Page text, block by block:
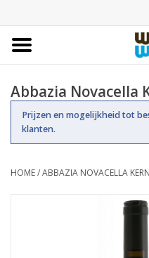
Bestellingen
Assortiment
Abbazia Novacella
Prijzen en mogelijkheid tot
klanten.
HOME/ABBAZIA NOVACELLA